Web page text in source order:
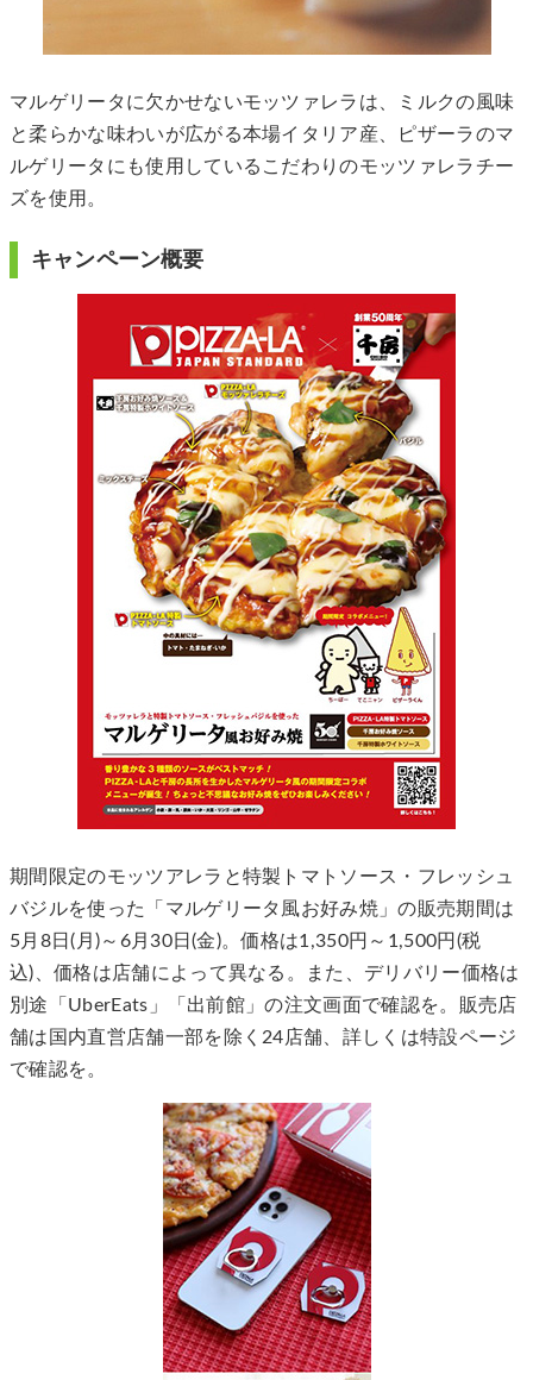
マルゲリータに欠かせないモッツァレラは、ミルクの風味
と柔らかな味わいが広がる本場イタリア産、ピザーラのマ
ルゲリータにも使用しているこだわりのモッツァレラチー
ズを使用。
キャンペーン概要
期間限定のモッツアレラと特製トマトソース・フレッシュ
バジルを使った「マルゲリータ風お好み焼」の販売期間は
5月8日(月)～6月30日(金)。価格は1,350円～1,500円(税
込)、価格は店舗によって異なる。また、デリバリー価格は
別途「UberEats」「出前館」の注文画面で確認を。販売店
舗は国内直営店舗一部を除く24店舗、詳しくは特設ページ
で確認を。